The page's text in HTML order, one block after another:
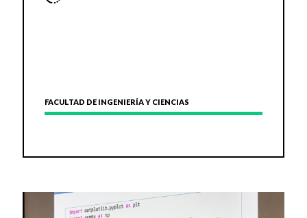
FACULTAD DE INGENIERÍA Y CIENCIAS